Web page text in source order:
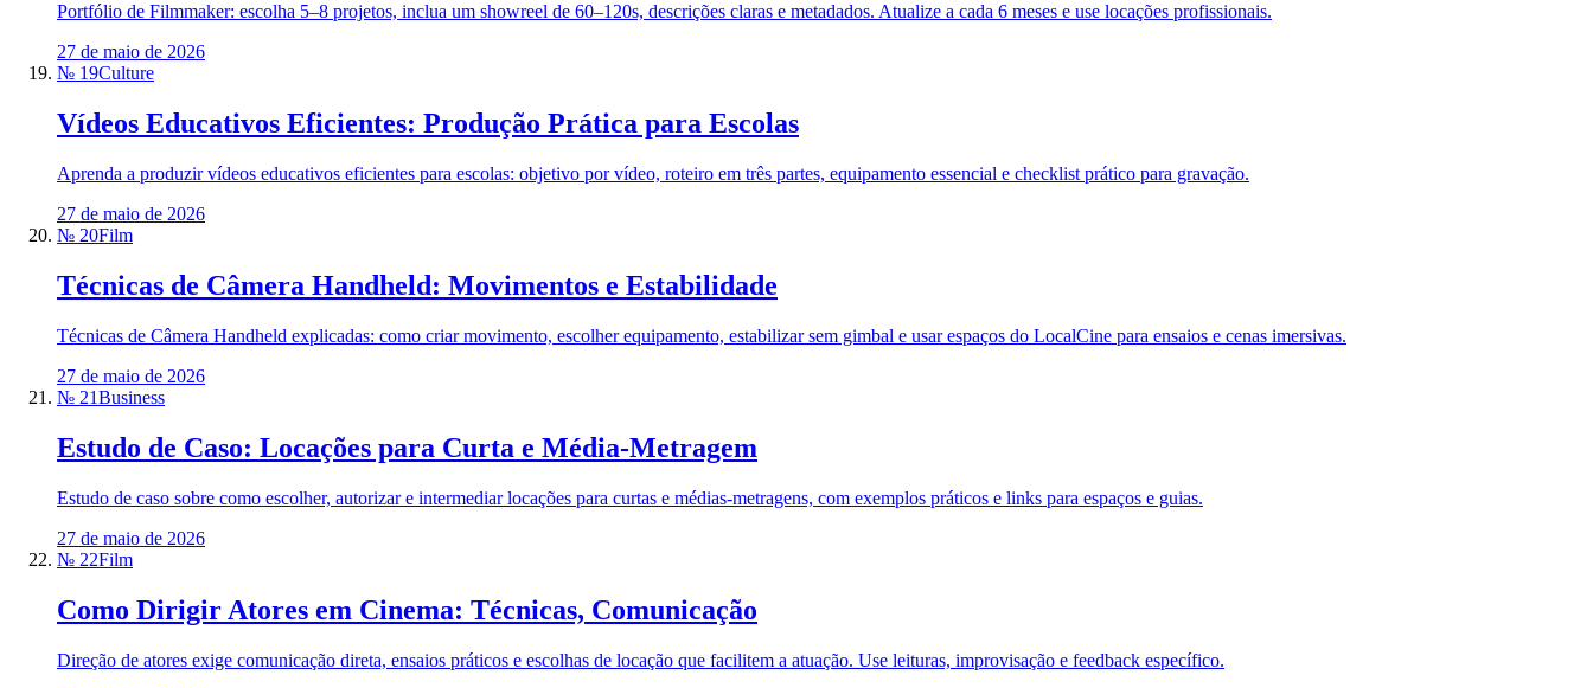
Portfólio de Filmmaker: escolha 5–8 projetos, inclua um showreel de 60–120s, descrições claras e metadados. Atualize a cada 6 meses e use locações profissionais.
27 de maio de 2026
№ 19Culture
Vídeos Educativos Eficientes: Produção Prática para Escolas
Aprenda a produzir vídeos educativos eficientes para escolas: objetivo por vídeo, roteiro em três partes, equipamento essencial e checklist prático para gravação.
27 de maio de 2026
№ 20Film
Técnicas de Câmera Handheld: Movimentos e Estabilidade
Técnicas de Câmera Handheld explicadas: como criar movimento, escolher equipamento, estabilizar sem gimbal e usar espaços do LocalCine para ensaios e cenas imersivas.
27 de maio de 2026
№ 21Business
Estudo de Caso: Locações para Curta e Média-Metragem
Estudo de caso sobre como escolher, autorizar e intermediar locações para curtas e médias-metragens, com exemplos práticos e links para espaços e guias.
27 de maio de 2026
№ 22Film
Como Dirigir Atores em Cinema: Técnicas, Comunicação
Direção de atores exige comunicação direta, ensaios práticos e escolhas de locação que facilitem a atuação. Use leituras, improvisação e feedback específico.